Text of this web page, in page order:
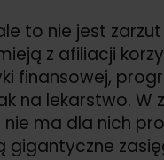
to nie jest
z afiliacji
finansowej,
na lekarstwo.
ma dla nich